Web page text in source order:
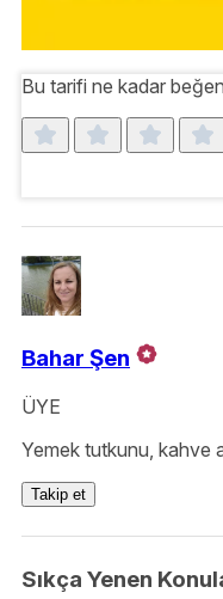
Bu tarifi ne kadar
Bahar Şen
ÜYE
Yemek tutkunu, kahve
Takip et
Sıkça Yenen